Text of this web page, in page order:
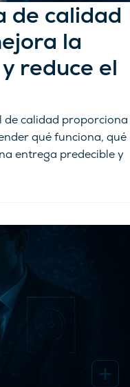
de calidad
la
reduce el
calidad proporciona
qué funciona, qué
entrega predecible y